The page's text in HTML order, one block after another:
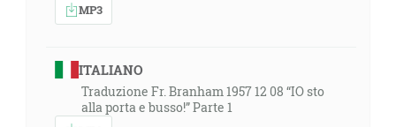
MP3
ITALIANO
Traduzione Fr. Branham 1957 12 08 “IO sto
alla porta e busso!” Parte 1